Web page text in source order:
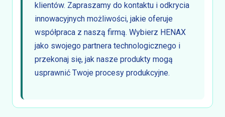
klientów. Zapraszamy do kontaktu i odkrycia
innowacyjnych możliwości, jakie oferuje
współpraca z naszą firmą. Wybierz HENAX
jako swojego partnera technologicznego i
przekonaj się, jak nasze produkty mogą
usprawnić Twoje procesy produkcyjne.